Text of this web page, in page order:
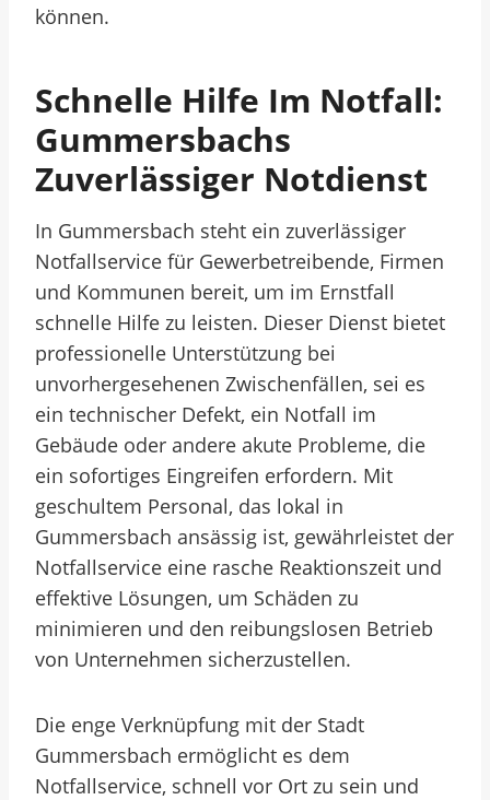
können.
Schnelle Hilfe Im Notfall:
Gummersbachs
Zuverlässiger Notdienst
In Gummersbach steht ein zuverlässiger
Notfallservice für Gewerbetreibende, Firmen
und Kommunen bereit, um im Ernstfall
schnelle Hilfe zu leisten. Dieser Dienst bietet
professionelle Unterstützung bei
unvorhergesehenen Zwischenfällen, sei es
ein technischer Defekt, ein Notfall im
Gebäude oder andere akute Probleme, die
ein sofortiges Eingreifen erfordern. Mit
geschultem Personal, das lokal in
Gummersbach ansässig ist, gewährleistet der
Notfallservice eine rasche Reaktionszeit und
effektive Lösungen, um Schäden zu
minimieren und den reibungslosen Betrieb
von Unternehmen sicherzustellen.
Die enge Verknüpfung mit der Stadt
Gummersbach ermöglicht es dem
Notfallservice, schnell vor Ort zu sein und